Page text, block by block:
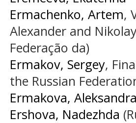
Ermachenko, Artem,
Alexander and
Federação da)
Ermakov, Sergey,
the Russian
Ermakova, Aleksandra
Ershova, Nadezhda